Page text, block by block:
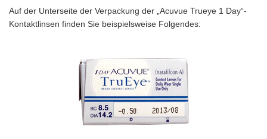
Auf der Unterseite der Verpackung der „Acuvue Trueye 1 Day“-
Kontaktlinsen finden Sie beispielsweise Folgendes: